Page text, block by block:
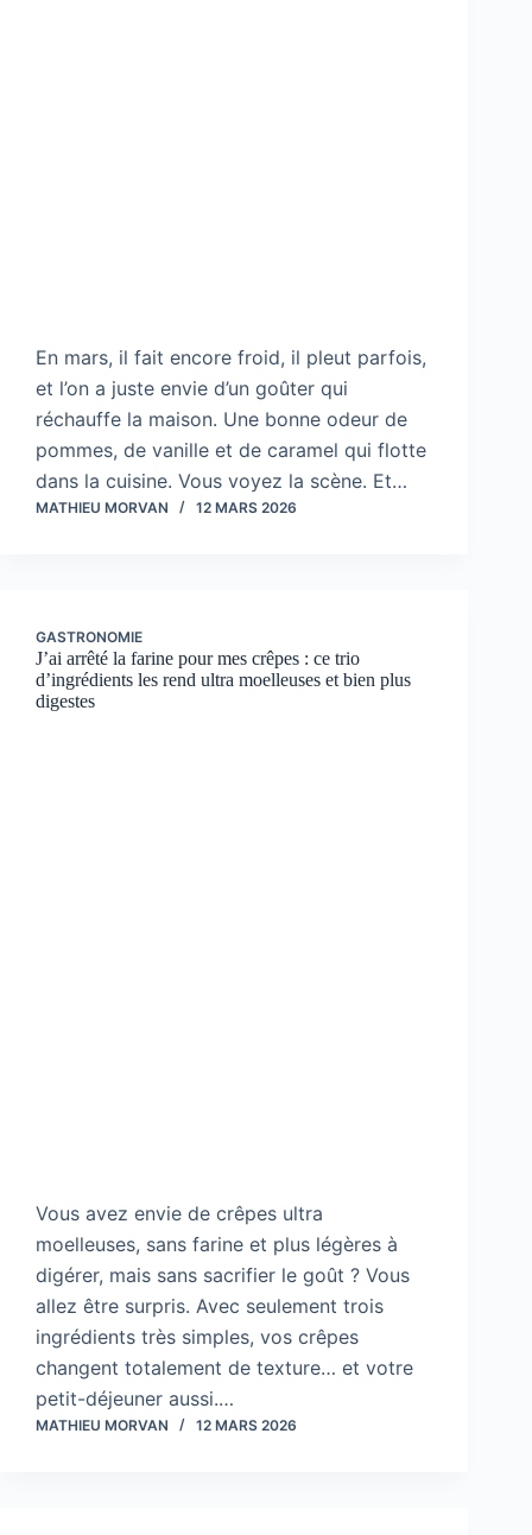
En mars, il fait encore froid, il pleut parfois,
et l’on a juste envie d’un goûter qui
réchauffe la maison. Une bonne odeur de
pommes, de vanille et de caramel qui flotte
dans la cuisine. Vous voyez la scène. Et…
MATHIEU MORVAN 12 MARS 2026
GASTRONOMIE
J’ai arrêté la farine pour mes crêpes : ce trio
d’ingrédients les rend ultra moelleuses et bien plus
digestes
Vous avez envie de crêpes ultra
moelleuses, sans farine et plus légères à
digérer, mais sans sacrifier le goût ? Vous
allez être surpris. Avec seulement trois
ingrédients très simples, vos crêpes
changent totalement de texture… et votre
petit-déjeuner aussi.…
MATHIEU MORVAN 12 MARS 2026